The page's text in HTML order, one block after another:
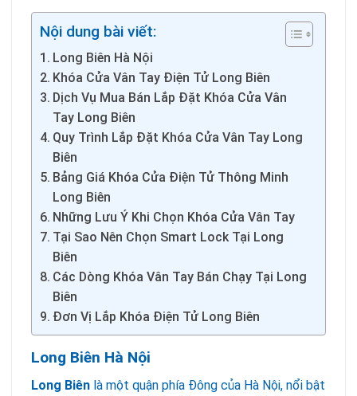
Nội dung bài viết:
Long Biên Hà Nội
Khóa Cửa Vân Tay Điện Tử Long Biên
Dịch Vụ Mua Bán Lắp Đặt Khóa Cửa Vân
Tay Long Biên
Quy Trình Lắp Đặt Khóa Cửa Vân Tay Long
Biên
Bảng Giá Khóa Cửa Điện Tử Thông Minh
Long Biên
Những Lưu Ý Khi Chọn Khóa Cửa Vân Tay
Tại Sao Nên Chọn Smart Lock Tại Long
Biên
Các Dòng Khóa Vân Tay Bán Chạy Tại Long
Biên
Đơn Vị Lắp Khóa Điện Tử Long Biên
Long Biên Hà Nội
Long Biên là một quận phía Đông của Hà Nội, nổi bật